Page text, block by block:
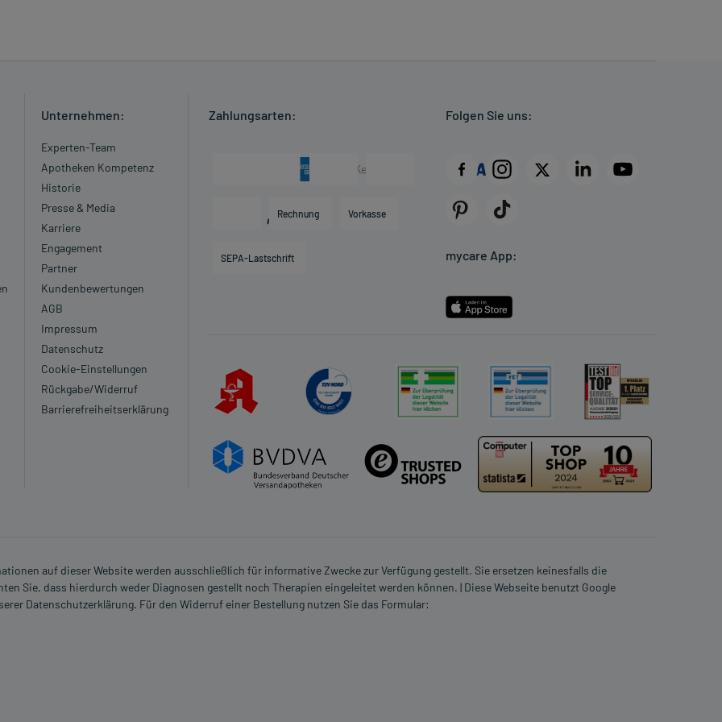
werden.
werden.
Erkenntnissen abgeraten. Eventuell ist ein Abstillen in
worden, sprechen Sie mit Ihrem Arzt oder
als das Risiko, das die Anwendung bei einer
Unternehmen:
Experten-Team
Apotheken Kompetenz
Historie
Presse & Media
Karriere
Engagement
Partner
Kundenbewertungen
AGB
Impressum
Datenschutz
Cookie-Einstellungen
Rückgabe/Widerruf
Barrierefreiheitserklärung
Zahlungsarten:
Rechnung Vorkasse
SEPA-Lastschrift
Folgen Sie uns:
mycare App:
auf dieser Website werden ausschließlich für informative Zwecke zur Verfügung gestellt. Sie ersetzen keinesfalls die
Sie, dass hierdurch weder Diagnosen gestellt noch Therapien eingeleitet werden können. | Diese Webseite benutzt Google
Datenschutzerklärung. Für den Widerruf einer Bestellung nutzen Sie das Formular: